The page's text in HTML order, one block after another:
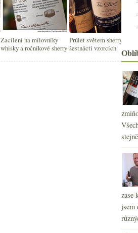
Zacílení na milovníky
whisky a ročníkové sherry
Průlet světem sherry na
šestnácti vzorcích
►
►
►
►
►
►
►
►
►
zase
jsem